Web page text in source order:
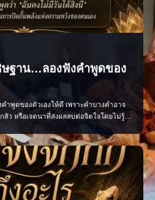
ษฐาน…ลองฟังคำพูดของ
ำพูดของตัวเองให้ดี เพราะคำบางคำอาจ
ลัว หรือเจตนาที่ส่งผลลบต่อจิตใจโดยไม่รู้
ดเจน สุภาพ และเปี่ยมด้วยเจตนาดี เพื่อให้
ไปสู่สิ่งที่ปรารถนา แล้วคุณเคยเผลอใช้คำ
? #คำอธิษฐาน #พลัง